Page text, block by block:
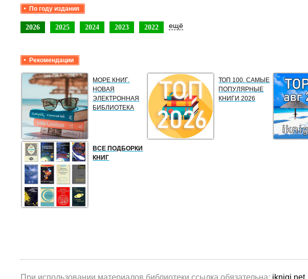
По году издания
2026 2025 2024 2023 2022 ещё
Рекомендации
МОРЕ КНИГ.
НОВАЯ
ЭЛЕКТРОННАЯ
БИБЛИОТЕКА
ТОП 100. САМЫЕ
ПОПУЛЯРНЫЕ
КНИГИ 2026
ВСЕ ПОДБОРКИ
КНИГ